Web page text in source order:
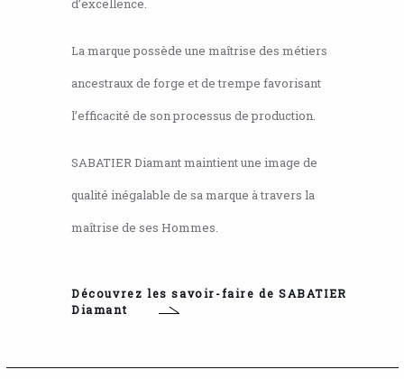
d’excellence.
La marque possède une maîtrise des métiers
ancestraux de forge et de trempe favorisant
l’efficacité de son processus de production.
SABATIER Diamant maintient une image de
qualité inégalable de sa marque à travers la
maîtrise de ses Hommes.
Découvrez les savoir-faire de SABATIER
Diamant